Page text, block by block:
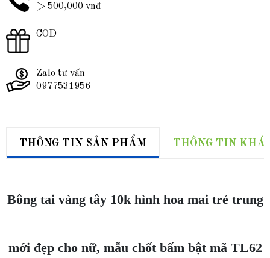
> 500,000 vnđ
COD
Zalo tư vấn
0977531956
THÔNG TIN SẢN PHẨM THÔNG TIN
Bông tai vàng tây 10k hình hoa mai trẻ trung
mới đẹp cho nữ, mẫu chốt bấm bật mã TL62